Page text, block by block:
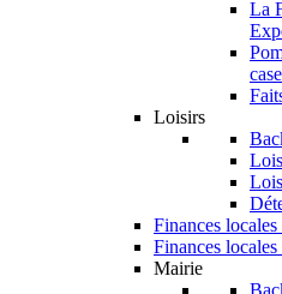
La
Loisirs
Finances
Finances
Mairie